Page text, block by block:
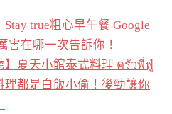
Stay true粗心早午餐 Google
害在哪一次告訴你！
】夏天小館泰式料理 ครัวพี่ฟู่
理都是白飯小偷！後勁讓你